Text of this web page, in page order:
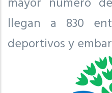
llegan a 830
deportivos y